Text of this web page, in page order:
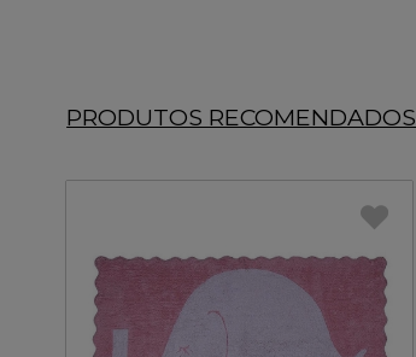
PRODUTOS RECOMENDADOS